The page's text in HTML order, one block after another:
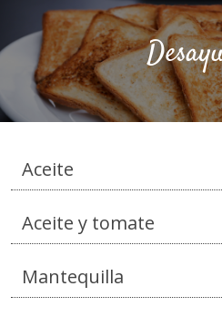
Aceite
Aceite y tomate
Mantequilla